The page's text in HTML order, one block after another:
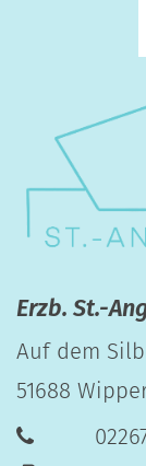
Erzb. St.-
Auf dem
51688